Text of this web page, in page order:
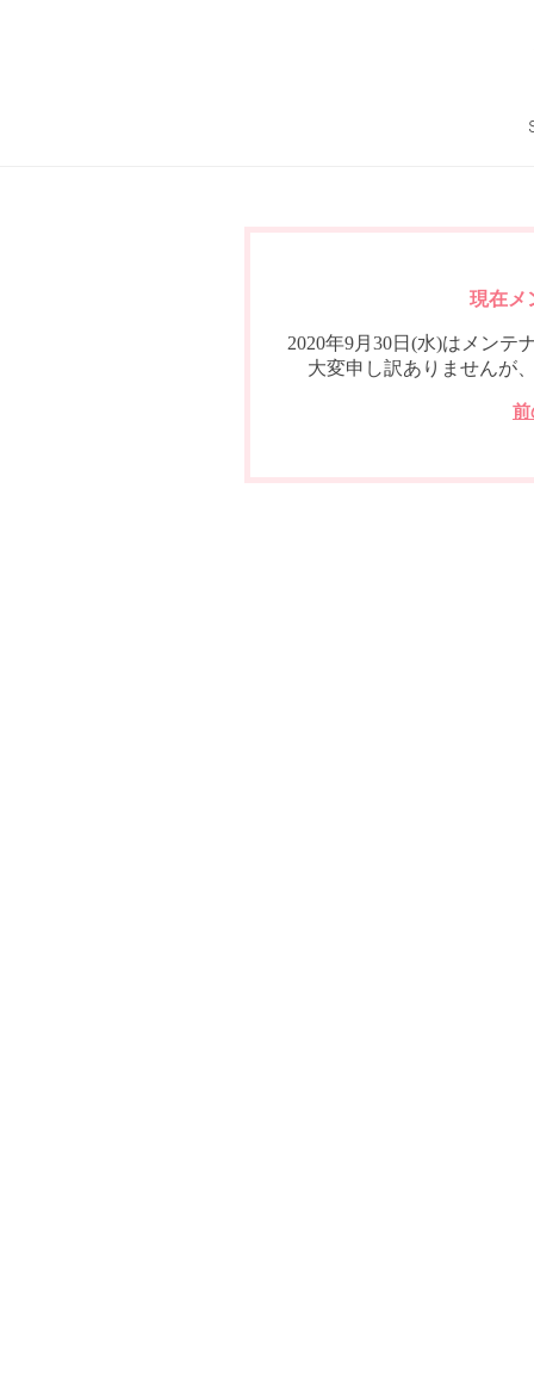
現在メ
2020年9月30日(水)はメンテ
大変申し訳ありませんが
前